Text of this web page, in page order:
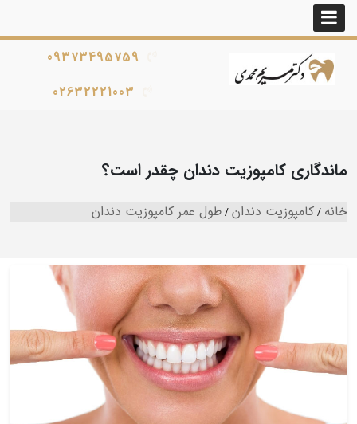
09373495759
02632221003
ماندگاری کامپوزیت دندان چقدر است؟
خانه کامپوزیت دندان طول عمر کامپوزیت دندان